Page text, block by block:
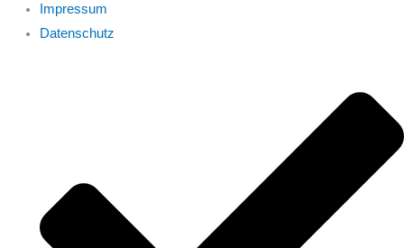
Impressum
Datenschutz